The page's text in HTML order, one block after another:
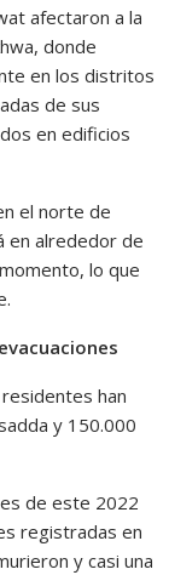
afectaron a la
donde
en los distritos
de sus
en edificios
el norte de
en alrededor de
lo que
han
y 150.000
de este 2022
registradas en
y casi una